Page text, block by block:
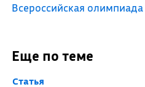
Всероссийская
Еще по теме
Cтатья